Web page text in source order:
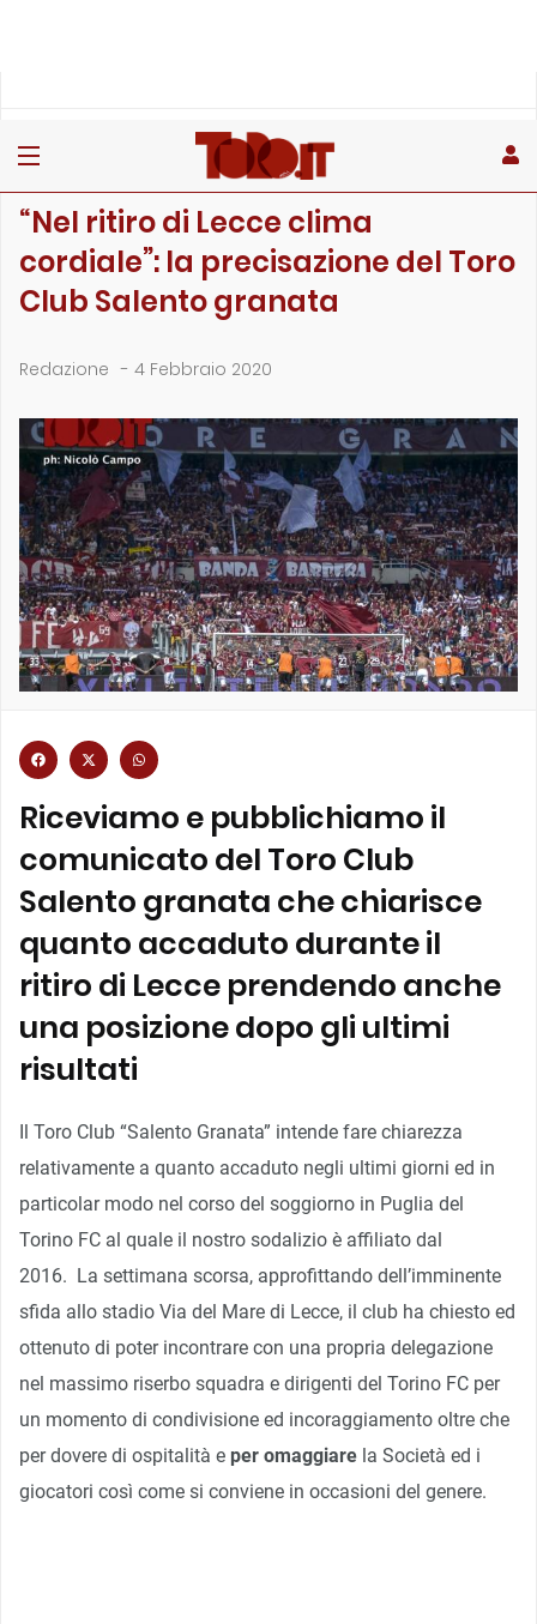
»
LETTERE ALLA REDAZIONE
“Nel ritiro di Lecce clima
cordiale”: la precisazione del Toro
Club Salento granata
Redazione - 4 Febbraio 2020
Riceviamo e pubblichiamo il
comunicato del Toro Club
Salento granata che chiarisce
quanto accaduto durante il
ritiro di Lecce prendendo anche
una posizione dopo gli ultimi
risultati
Il Toro Club “Salento Granata” intende fare chiarezza
relativamente a quanto accaduto negli ultimi giorni ed in
particolar modo nel corso del soggiorno in Puglia del
Torino FC al quale il nostro sodalizio è affiliato dal
2016. La settimana scorsa, approfittando dell’imminente
sfida allo stadio Via del Mare di Lecce, il club ha chiesto ed
ottenuto di poter incontrare con una propria delegazione
nel massimo riserbo squadra e dirigenti del Torino FC per
un momento di condivisione ed incoraggiamento oltre che
per dovere di ospitalità e per omaggiare la Società ed i
giocatori così come si conviene in occasioni del genere.